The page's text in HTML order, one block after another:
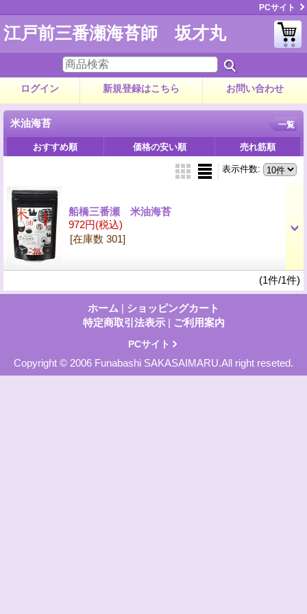
PCサイト
江戸前三番瀬海苔師 坂才丸
ログイン 新規登録はこちら お問い合わせ
米油海苔 一覧
おすすめ順 価格の安い順 売れ筋順
表示件数:
船橋三番瀬 米油海苔
972円(税込)
[在庫数 301]
(1件/1件)
ホーム | ショッピングカート
特定商取引法表示 | ご利用案内
PCサイト
Copyright © 2006 Funabashi SAKASAIMARU.All right reseted.